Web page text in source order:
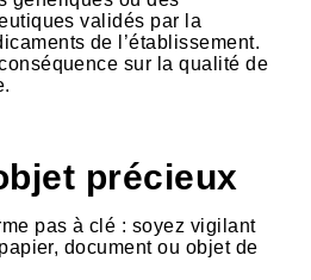
validés par la
de l’établissement.
sur la qualité de
précieux
pas à clé : soyez vigilant
document ou objet de